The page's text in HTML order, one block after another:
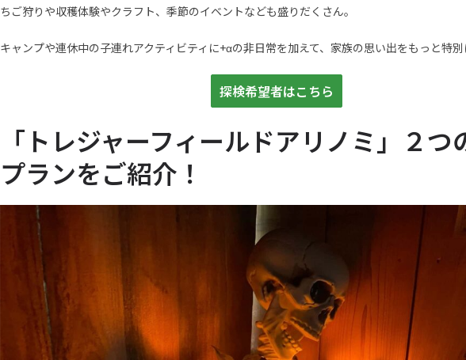
ちご狩りや収穫体験やクラフト、季節のイベントなども盛りだくさん。
キャンプや連休中の子連れアクティビティに+αの非日常を加えて、家族の思い出をもっと特
探検希望者はこちら
「トレジャーフィールドアリノミ」２つ
プランをご紹介！